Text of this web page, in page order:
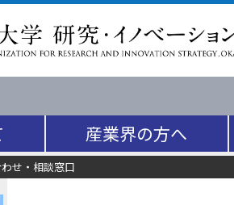
産業界の方へ
せ・相談窓口